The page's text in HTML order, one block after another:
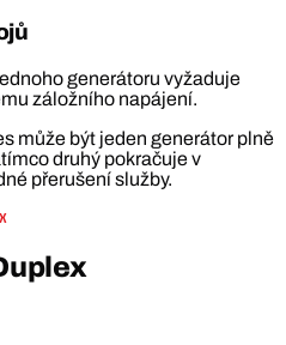
generátoru vyžaduje
záložního napájení.
může být jeden generátor plně
druhý pokračuje v
přerušení služby.